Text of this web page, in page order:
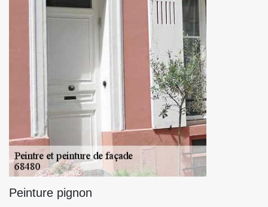
Peinture pignon